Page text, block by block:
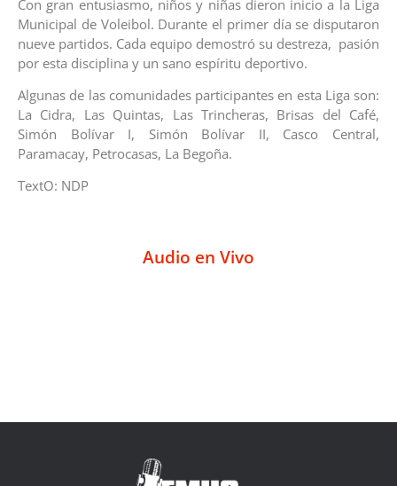
Con gran entusiasmo, niños y niñas dieron inicio a la Liga
Municipal de Voleibol. Durante el primer día se disputaron
nueve partidos. Cada equipo demostró su destreza, pasión
por esta disciplina y un sano espíritu deportivo.
Algunas de las comunidades participantes en esta Liga son:
La Cidra, Las Quintas, Las Trincheras, Brisas del Café,
Simón Bolívar I, Simón Bolívar II, Casco Central,
Paramacay, Petrocasas, La Begoña.
TextO: NDP
Audio en Vivo